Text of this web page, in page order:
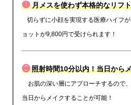
❶月メスを使わず本格的なリフ
切らずに小顔を実現する医療ハイフ
ョットが9,800円で受けられます！
❷照射時間10分以内！当日から
お肌の深い層にアプローチするので
当日からメイクすることが可能！